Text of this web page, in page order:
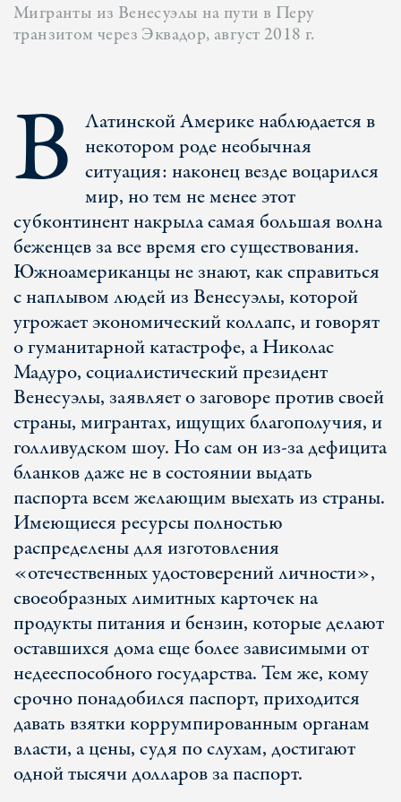
Мигранты из Венесуэлы на пути в Перу
транзитом через Эквадор, август 2018 г.
В Латинской Америке наблюдается в
некотором роде необычная
ситуация: наконец везде воцарился
мир, но тем не менее этот
субконтинент накрыла самая большая волна
беженцев за все время его существования.
Южноамериканцы не знают, как справиться
с наплывом людей из Венесуэлы, которой
угрожает экономический коллапс, и говорят
о гуманитарной катастрофе, а Николас
Мадуро, социалистический президент
Венесуэлы, заявляет о заговоре против своей
страны, мигрантах, ищущих благополучия, и
голливудском шоу. Но сам он из-за дефицита
бланков даже не в состоянии выдать
паспорта всем желающим выехать из страны.
Имеющиеся ресурсы полностью
распределены для изготовления
«отечественных удостоверений личности»,
своеобразных лимитных карточек на
продукты питания и бензин, которые делают
оставшихся дома еще более зависимыми от
недееспособного государства. Тем же, кому
срочно понадобился паспорт, приходится
давать взятки коррумпированным органам
власти, а цены, судя по слухам, достигают
одной тысячи долларов за паспорт.